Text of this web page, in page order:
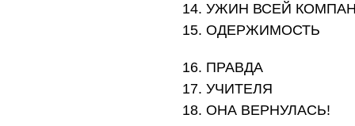
14. УЖИН ВСЕЙ
15. ОДЕРЖИМОСТЬ
16. ПРАВДА
17. УЧИТЕЛЯ
18. ОНА ВЕРНУЛАСЬ!